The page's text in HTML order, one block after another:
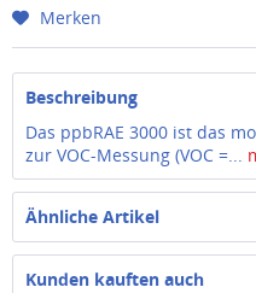
Merken
Beschreibung
Das ppbRAE 3000 ist das
zur VOC-Messung (VOC =...
Ähnliche Artikel
Kunden kauften auch